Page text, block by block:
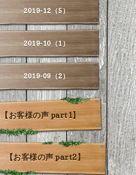
2019-12（5）
2019-10（1）
2019-09（2）
【お客様の声 part1】
【お客様の声 part2】